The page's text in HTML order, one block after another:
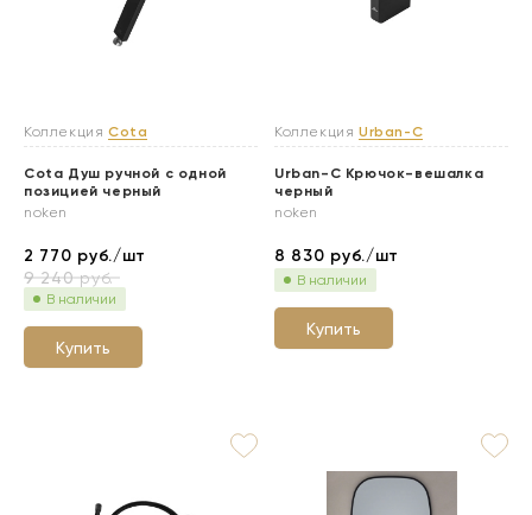
Коллекция Cota
Cota Душ ручной с одной
позицией черный
noken
2 770 руб./шт
9 240руб.
В наличии
Купить
Коллекция Urban-C
Urban-C Крючок-вешалка
черный
noken
8 830 руб./шт
В наличии
Купить